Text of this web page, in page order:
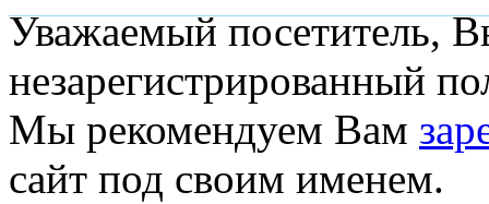
Уважаемый посетитель,
незарегистрированный
Мы рекомендуем Вам
сайт под своим именем.